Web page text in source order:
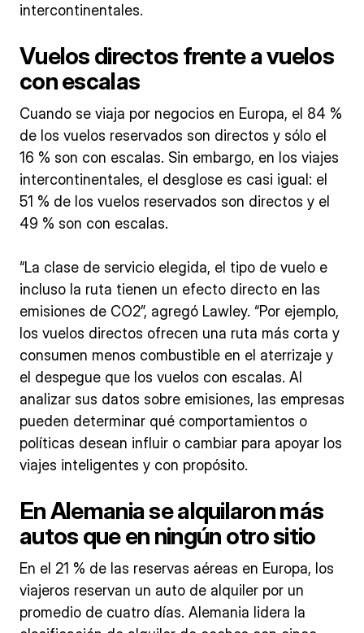
intercontinentales.
Vuelos directos frente a vuelos
con escalas
Cuando se viaja por negocios en Europa, el 84 %
de los vuelos reservados son directos y sólo el
16 % son con escalas. Sin embargo, en los viajes
intercontinentales, el desglose es casi igual: el
51 % de los vuelos reservados son directos y el
49 % son con escalas.
“La clase de servicio elegida, el tipo de vuelo e
incluso la ruta tienen un efecto directo en las
emisiones de CO2”, agregó Lawley. “Por ejemplo,
los vuelos directos ofrecen una ruta más corta y
consumen menos combustible en el aterrizaje y
el despegue que los vuelos con escalas. Al
analizar sus datos sobre emisiones, las empresas
pueden determinar qué comportamientos o
políticas desean influir o cambiar para apoyar los
viajes inteligentes y con propósito.
En Alemania se alquilaron más
autos que en ningún otro sitio
En el 21 % de las reservas aéreas en Europa, los
viajeros reservan un auto de alquiler por un
promedio de cuatro días. Alemania lidera la